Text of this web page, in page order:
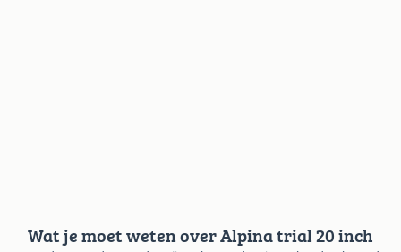
Wat je moet weten over Alpina trial 20 inch